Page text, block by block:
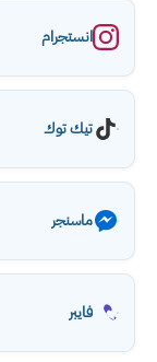
انستجرام
تيك توك
ماسنجر
فايبر